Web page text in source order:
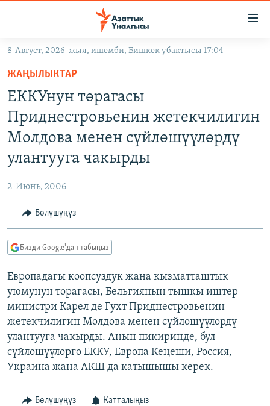
Навигацияга
өтүңүз
Издөөгө
салыңызКЫРГЫЗСТАН
УКРАИНА
ЭКСПЕРТТЕР ТАЛДАЙТ
БИЗ ЖАНА ДҮЙНӨ
ЭЖЕ-СИҢДИЛЕР
АЗАТТЫК+
ЫҢГАЙСЫЗ СУРООЛОР
ПОДКАСТ
ӨЗГӨЧӨ ПИКИР
Русский
ОНЛАЙН ШЕРИНЕ
ЭЕ/АРнун бардык сайттары
8-Август, 2026-жыл, ишемби, Бишкек убактысы 17:04
ЖАҢЫЛЫКТАР
ЕККУнун төрагасы
Приднестровьенин жетекчилигин
Молдова менен сүйлөшүүлөрдү
улантууга чакырды
2-Июнь, 2006
Бөлүшүңүз
Бизди Google'дан табыңыз
Европадагы коопсуздук жана кызматташтык
уюмунун төрагасы, Бельгиянын тышкы иштер
министри Карел де Гухт Приднестровьенин
жетекчилигин Молдова менен сүйлөшүүлөрдү
улантууга чакырды. Анын пикиринде, бул
сүйлөшүүлөргө ЕККУ, Европа Кеңеши, Россия,
Украина жана АКШ да катышышы керек.
Бөлүшүңүз Катталыңыз